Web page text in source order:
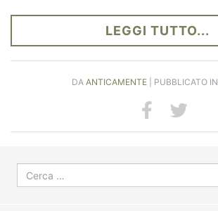
LEGGI TUTTO...
DA ANTICAMENTE | PUBBLICATO IN